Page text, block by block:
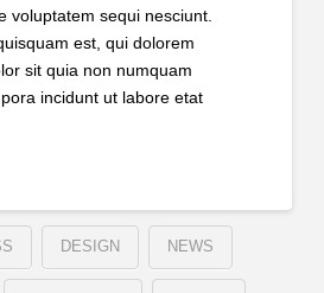
voluptatem sequi nesciunt.
est, qui dolorem
sit quia non numquam
incidunt ut labore etat
DESIGN NEWS